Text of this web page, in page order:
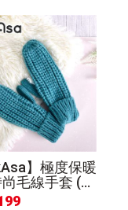
】極度保暖
毛線手套 (藍